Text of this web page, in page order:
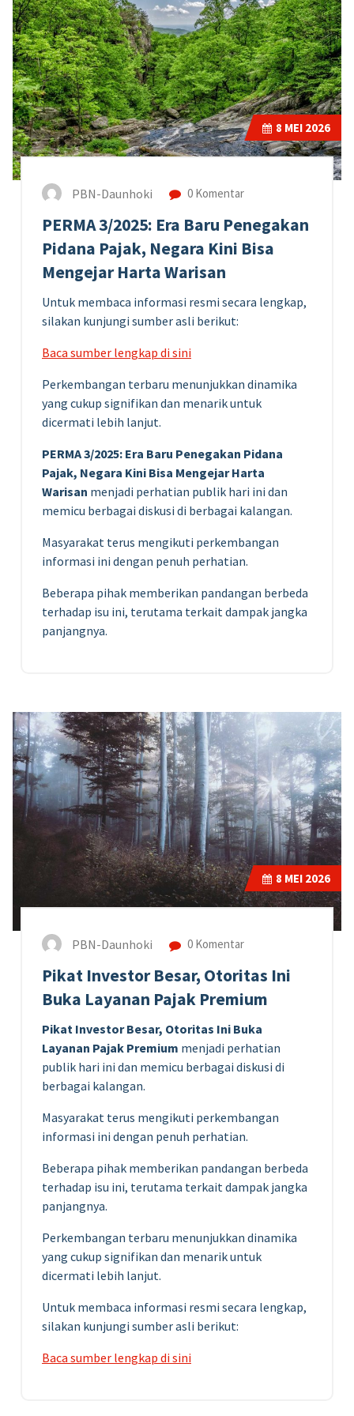
8 MEI 2026
PBN-Daunhoki 0 Komentar
PERMA 3/2025: Era Baru Penegakan
Pidana Pajak, Negara Kini Bisa
Mengejar Harta Warisan
Untuk membaca informasi resmi secara lengkap,
silakan kunjungi sumber asli berikut:
Baca sumber lengkap di sini
Perkembangan terbaru menunjukkan dinamika
yang cukup signifikan dan menarik untuk
dicermati lebih lanjut.
PERMA 3/2025: Era Baru Penegakan Pidana
Pajak, Negara Kini Bisa Mengejar Harta
Warisan menjadi perhatian publik hari ini dan
memicu berbagai diskusi di berbagai kalangan.
Masyarakat terus mengikuti perkembangan
informasi ini dengan penuh perhatian.
Beberapa pihak memberikan pandangan berbeda
terhadap isu ini, terutama terkait dampak jangka
panjangnya.
8 MEI 2026
PBN-Daunhoki 0 Komentar
Pikat Investor Besar, Otoritas Ini
Buka Layanan Pajak Premium
Pikat Investor Besar, Otoritas Ini Buka
Layanan Pajak Premium menjadi perhatian
publik hari ini dan memicu berbagai diskusi di
berbagai kalangan.
Masyarakat terus mengikuti perkembangan
informasi ini dengan penuh perhatian.
Beberapa pihak memberikan pandangan berbeda
terhadap isu ini, terutama terkait dampak jangka
panjangnya.
Perkembangan terbaru menunjukkan dinamika
yang cukup signifikan dan menarik untuk
dicermati lebih lanjut.
Untuk membaca informasi resmi secara lengkap,
silakan kunjungi sumber asli berikut:
Baca sumber lengkap di sini